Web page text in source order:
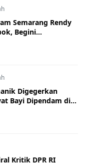
Semarang Rendy
Begini
Digegerkan
Bayi Dipendam di
Polisi Selidiki
Kritik DPR RI